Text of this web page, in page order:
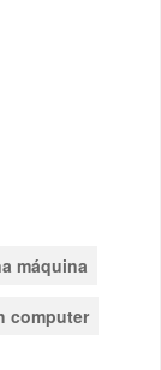
máquina
computer